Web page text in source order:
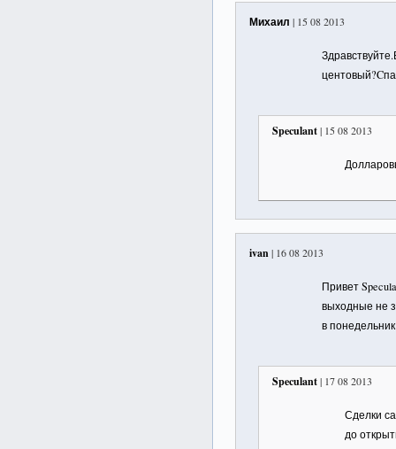
Михаил | 15 08 2013
Speculant| 15 08 2013
ivan| 16 08 2013
Привет
выходные не
в
Speculant| 17 08 2013
Сделки
до